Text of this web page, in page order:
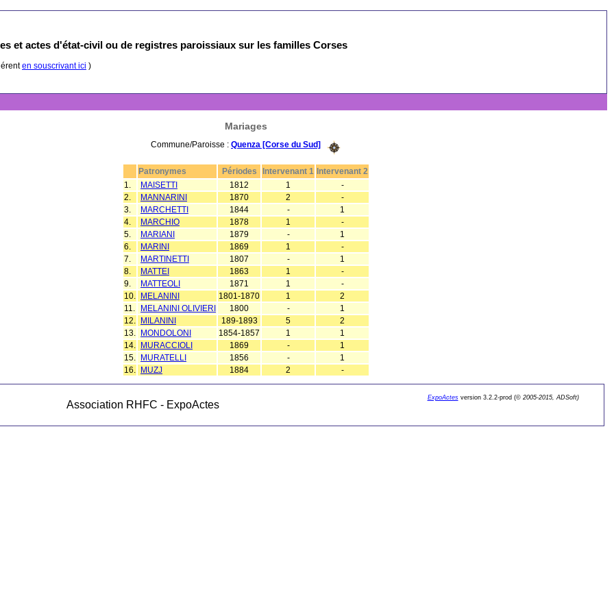
et actes d'état-civil ou de registres paroissiaux sur les familles Corses
en souscrivant ici )
Mariages
Commune/Paroisse : Quenza [Corse du Sud]
Patronymes Périodes Intervenant 1 Intervenant 2
1.
MAISETTI 1812 1
-
2.
MANNARINI 1870 2
-
3.
MARCHETTI 1844 -
1
4.
MARCHIO 1878 1
-
5.
MARIANI 1879 -
1
6.
MARINI 1869 1
-
7.
MARTINETTI 1807 -
1
8.
MATTEI 1863 1
-
9.
MATTEOLI 1871 1
-
10.
MELANINI 1801-1870 1
2
11.
MELANINI OLIVIERI 1800 -
1
12.
MILANINI 189-1893 5
2
13.
MONDOLONI 1854-1857 1
1
14.
MURACCIOLI 1869 -
1
15.
MURATELLI 1856 -
1
16.
MUZJ 1884 2 -
Association RHFC - ExpoActes
ExpoActesversion 3.2.2-prod (©2005-2015, ADSoft)